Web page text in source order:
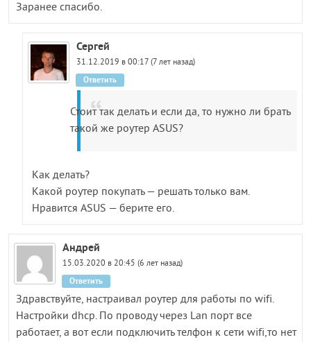
Заранее спасибо.
Сергей
31.12.2019 в 00:17 (7 лет назад)
Стоит так делать и если да, то нужно ли брать
такой же роутер ASUS?
Как делать?
Какой роутер покупать — решать только вам.
Нравится ASUS — берите его.
Ответить
Андрей
15.03.2020 в 20:45 (6 лет назад)
Здравствуйте, настраивал роутер для работы по wifi.
Настройки dhcp. По проводу через Lan порт все
работает, а вот если подключить телфон к сети wifi,то нет
Ответить